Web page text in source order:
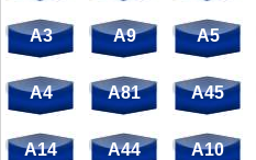
A3 A9 A5
A4 A81 A45
A14 A44 A10